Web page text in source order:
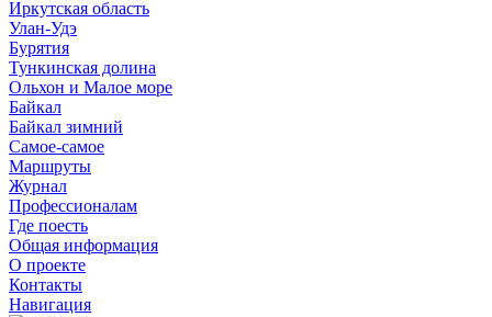
Иркутская область
Улан-Удэ
Бурятия
Тункинская долина
Ольхон и Малое море
Байкал
Байкал зимний
Самое-самое
Маршруты
Журнал
Профессионалам
Где поесть
Общая информация
О проекте
Контакты
Навигация